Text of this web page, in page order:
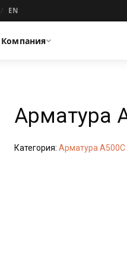
/ EN
Компания
Арматура
Категория:Арматура А500С